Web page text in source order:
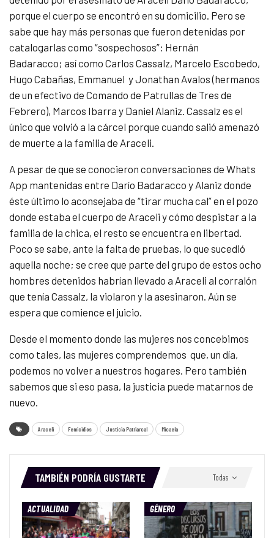
porque el cuerpo se encontró en su domicilio. Pero se
sabe que hay más personas que fueron detenidas por
catalogarlas como “sospechosos”: Hernán
Badaracco; así como Carlos Cassalz, Marcelo Escobedo,
Hugo Cabañas, Emmanuel y Jonathan Avalos (hermanos
de un efectivo de Comando de Patrullas de Tres de
Febrero), Marcos Ibarra y Daniel Alaniz. Cassalz es el
único que volvió a la cárcel porque cuando salió amenazó
de muerte a la familia de Araceli.
A pesar de que se conocieron conversaciones de Whats
App mantenidas entre Darío Badaracco y Alaniz donde
éste último lo aconsejaba de “tirar mucha cal” en el pozo
donde estaba el cuerpo de Araceli y cómo despistar a la
familia de la chica, el resto se encuentra en libertad.
Poco se sabe, ante la falta de pruebas, lo que sucedió
aquella noche; se cree que parte del grupo de estos ocho
hombres detenidos habrían llevado a Araceli al corralón
que tenía Cassalz, la violaron y la asesinaron. Aún se
espera que comience el juicio.
Desde el momento donde las mujeres nos concebimos
como tales, las mujeres comprendemos que, un día,
podemos no volver a nuestros hogares. Pero también
sabemos que si eso pasa, la justicia puede matarnos de
nuevo.
Araceli Femicidios Justicia Patriarcal Micaela
Todas
TAMBIÉN PODRÍA GUSTARTE
ACTUALIDAD GÉNERO